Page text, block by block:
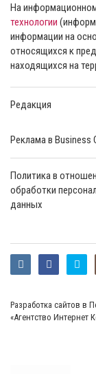
На
технологии
информации на
относящихся к
находящихся на
Редакция
Реклама в Business
Политика в
обработки
данных
Разработка сайтов в
«Агентство Интернет